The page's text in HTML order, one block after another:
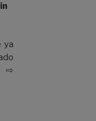
ya
⇨